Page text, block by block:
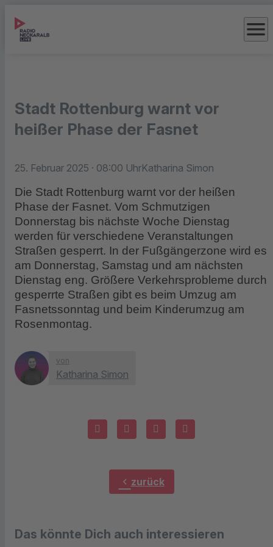
menu
Stadt Rottenburg warnt vor
heißer Phase der Fasnet
25. Februar 2025 · 08:00 UhrKatharina Simon
Die Stadt Rottenburg warnt vor der heißen
Phase der Fasnet. Vom Schmutzigen
Donnerstag bis nächste Woche Dienstag
werden für verschiedene Veranstaltungen
Straßen gesperrt. In der Fußgängerzone wird es
am Donnerstag, Samstag und am nächsten
Dienstag eng. Größere Verkehrsprobleme durch
gesperrte Straßen gibt es beim Umzug am
Fasnetssonntag und beim Kinderumzug am
Rosenmontag.
von
Katharina Simon
chevron_left zurück
Das könnte Dich auch interessieren